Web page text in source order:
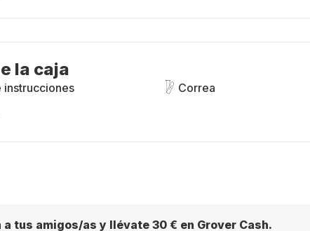
la caja
instrucciones
Correa
a tus amigos/as y llévate 30 € en Grover Cash.